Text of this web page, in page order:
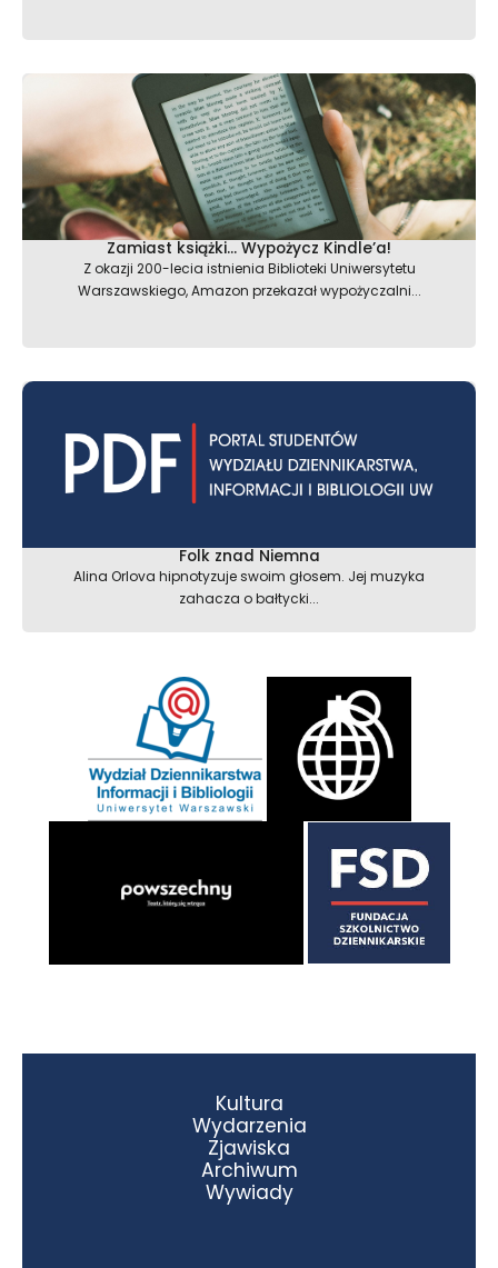
Zamiast książki… Wypożycz Kindle’a!
Z okazji 200-lecia istnienia Biblioteki Uniwersytetu
Warszawskiego, Amazon przekazał wypożyczalni...
Folk znad Niemna
Alina Orlova hipnotyzuje swoim głosem. Jej muzyka
zahacza o bałtycki...
Kultura
Wydarzenia
Zjawiska
Archiwum
Wywiady